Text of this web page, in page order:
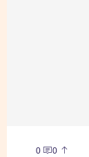
0
0